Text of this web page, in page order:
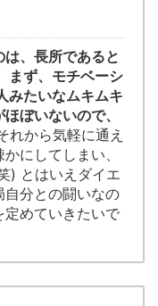
、長所であると
まず、モチベーシ
みたいなムキムキ
ぼいないので、
れから気軽に通え
にしてしまい、
) とはいえダイエ
自分との闘いなの
定めていきたいで